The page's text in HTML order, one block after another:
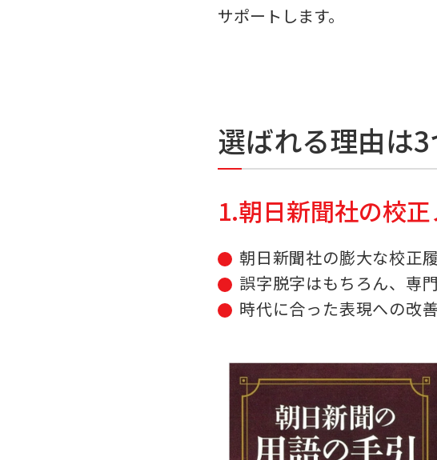
サポートします。
選ばれる理由は3
1.朝日新聞社の校
朝日新聞社の膨大な校正
誤字脱字はもちろん、専
時代に合った表現への改